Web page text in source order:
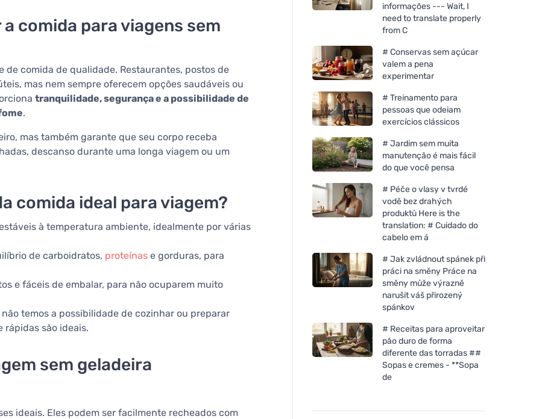
comida para viagens sem
comida de qualidade. Restaurantes, postos de
mas nem sempre oferecem opções saudáveis ou
tranquilidade, segurança e a possibilidade de
.
mas também garante que seu corpo receba
descanso durante uma longa viagem ou um
comida ideal para viagem?
à temperatura ambiente, idealmente por várias
de carboidratos, proteínas e gorduras, para
e fáceis de embalar, para não ocuparem muito
temos a possibilidade de cozinhar ou preparar
rápidas são ideais.
sem geladeira
ideais. Eles podem ser facilmente recheados com
informações --- Wait, I
need to translate properly
from C
# Conservas sem açúcar
valem a pena
experimentar
# Treinamento para
pessoas que odeiam
exercícios clássicos
# Jardim sem muita
manutenção é mais fácil
do que você pensa
# Péče o vlasy v tvrdé
vodě bez drahých
produktů Here is the
translation: # Cuidado do
cabelo em á
# Jak zvládnout spánek při
práci na směny Práce na
směny může výrazně
narušit váš přirozený
spánkov
# Receitas para aproveitar
pão duro de forma
diferente das torradas ##
Sopas e cremes - **Sopa
de